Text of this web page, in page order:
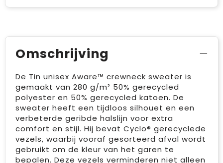
Omschrijving
De Tin unisex Aware™ crewneck sweater is
gemaakt van 280 g/m² 50% gerecycled
polyester en 50% gerecycled katoen. De
sweater heeft een tijdloos silhouet en een
verbeterde geribde halslijn voor extra
comfort en stijl. Hij bevat Cyclo® gerecyclede
vezels, waarbij vooraf gesorteerd afval wordt
gebruikt om de kleur van het garen te
bepalen. Deze vezels verminderen niet alleen